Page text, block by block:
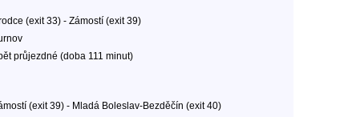
(exit 33) - Zámostí (exit 39)
průjezdné (doba 111 minut)
(exit 39) - Mladá Boleslav-Bezděčín (exit 40)